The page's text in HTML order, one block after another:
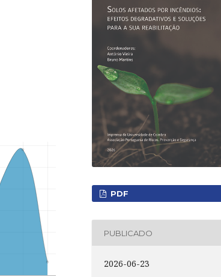
PDF
PUBLICADO
2026-06-23